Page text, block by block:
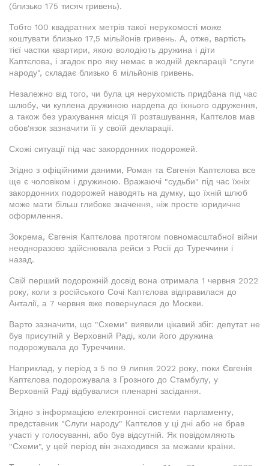
(близько 175 тисяч гривень).
Тобто 100 квадратних метрів такої нерухомості може
коштувати близько 17,5 мільйонів гривень. А, отже, вартість
тієї частки квартири, якою володіють дружина і діти
Каптєлова, і згадок про яку немає в жодній декларації "слуги
народу", складає близько 6 мільйонів гривень.
Незалежно від того, чи була ця нерухомість придбана під час
шлюбу, чи куплена дружиною нардепа до їхнього одруження,
а також без урахування місця її розташування, Каптєлов мав
обов'язок зазначити її у своїй декларації.
Схожі ситуації під час закордонних подорожей.
Згідно з офіційними даними, Роман та Євгенія Каптєлова все
ще є чоловіком і дружиною. Вражаючі "судьби" під час їхніх
закордонних подорожей наводять на думку, що їхній шлюб
може мати більш глибоке значення, ніж просте юридичне
оформлення.
Зокрема, Євгенія Каптєлова протягом повномасштабної війни
неодноразово здійснювала рейси з Росії до Туреччини і
назад.
Свій перший подорожній досвід вона отримала 1 червня 2022
року, коли з російського Сочі Каптєлова відправилася до
Анталії, а 7 червня вже повернулася до Москви.
Варто зазначити, що "Схеми" виявили цікавий збіг: депутат не
був присутній у Верховній Раді, коли його дружина
подорожувала до Туреччини.
Наприклад, у період з 5 по 9 липня 2022 року, поки Євгенія
Каптєлова подорожувала з Грозного до Стамбулу, у
Верховній Раді відбувалися пленарні засідання.
Згідно з інформацією електронної системи парламенту,
представник "Слуги народу" Каптєлов у ці дні або не брав
участі у голосуванні, або був відсутній. Як повідомляють
"Схеми", у цей період він знаходився за межами країни.